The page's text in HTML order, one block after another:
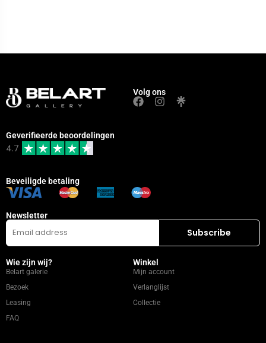
Volg ons
Geverifieerde beoordelingen
4.7
Beveiligde betaling
Newsletter
Wie zijn wij?
Belart galerie
Bezoek
Leasing
FAQ
Winkel
Mijn account
Verlanglijst
Collectie